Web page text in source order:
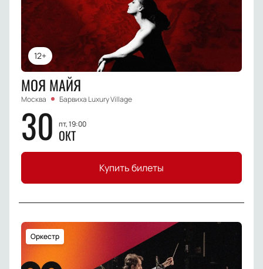
12+
МОЯ МАЙЯ
Москва Барвиха Luxury Village
30 пт, 19:00
ОКТ
Купить билеты
Оркестр